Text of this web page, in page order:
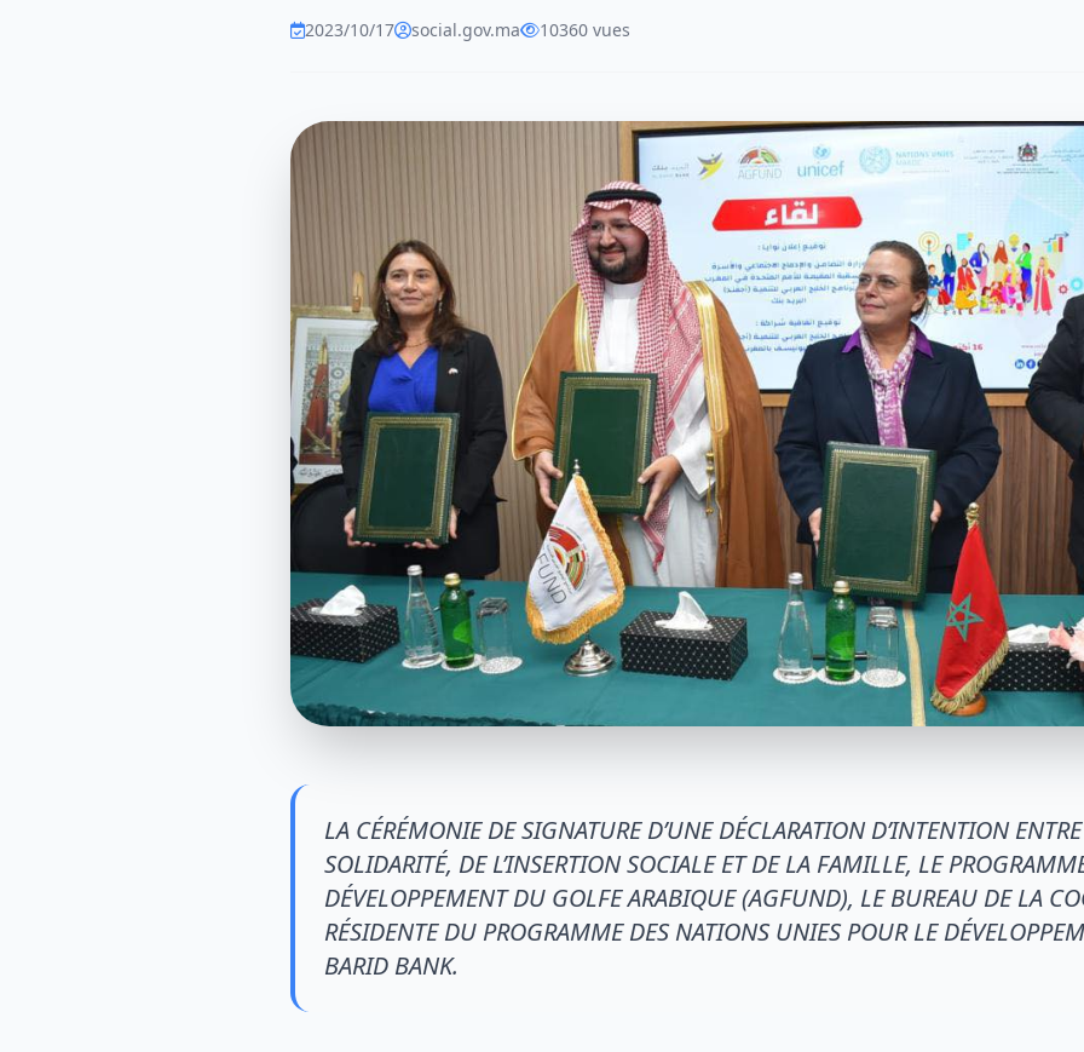
2023/10/17 social.gov.ma 10360 vues
LA CÉRÉMONIE DE SIGNATURE D’UNE DÉCLARATION D’INTENTION
SOLIDARITÉ, DE L’INSERTION SOCIALE ET DE LA FAMILLE, LE
DÉVELOPPEMENT DU GOLFE ARABIQUE (AGFUND), LE BUREAU DE LA
RÉSIDENTE DU PROGRAMME DES NATIONS UNIES POUR LE
BARID BANK.